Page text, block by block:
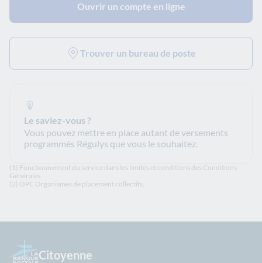
Ouvrir un compte en ligne
Trouver un bureau de poste
Le saviez-vous ?
Vous pouvez mettre en place autant de versements
programmés Régulys que vous le souhaitez.
(1) Fonctionnement du service dans les limites et conditions des Conditions
Générales.
(2) OPC Organismes de placement collectifs.
Citoyenne